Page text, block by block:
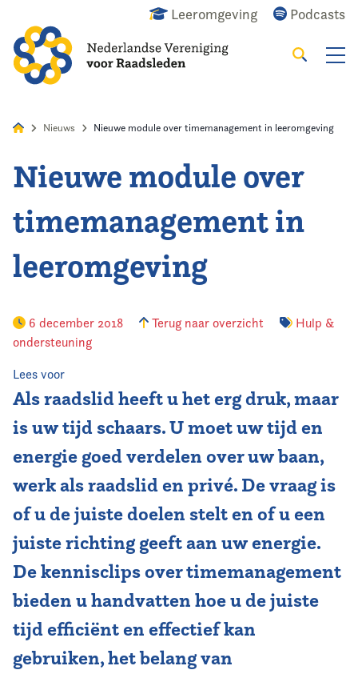
Leeromgeving Podcasts
Zoeken
Home
Agenda
Nieuws
Kennis & Informatie
Vereniging
Contact
Nieuws Nieuwe module over timemanagement in leeromgeving
Nieuwe module over
timemanagement in
leeromgeving
6 december 2018 Terug naar overzicht
Hulp &
ondersteuning
Lees voor
Als raadslid heeft u het erg druk, maar
is uw tijd schaars. U moet uw tijd en
energie goed verdelen over uw baan,
werk als raadslid en privé. De vraag is
of u de juiste doelen stelt en of u een
juiste richting geeft aan uw energie.
De kennisclips over timemanagement
bieden u handvatten hoe u de juiste
tijd efficiënt en effectief kan
gebruiken, het belang van